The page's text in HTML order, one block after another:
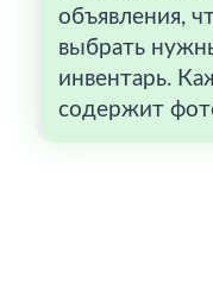
объявления,
выбрать
инвентарь.
содержит